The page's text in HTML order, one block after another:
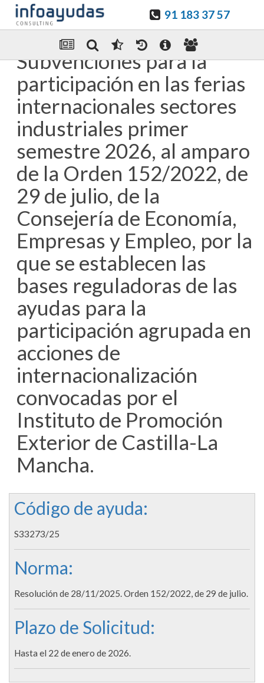
91 183 37 57
Enviar Por email
Subvenciones para la
participación en las ferias
internacionales sectores
industriales primer
semestre 2026, al amparo
de la Orden 152/2022, de
29 de julio, de la
Consejería de Economía,
Empresas y Empleo, por la
que se establecen las
bases reguladoras de las
ayudas para la
participación agrupada en
acciones de
internacionalización
convocadas por el
Instituto de Promoción
Exterior de Castilla-La
Mancha.
Código de ayuda:
S33273/25
Norma:
Resolución de 28/11/2025. Orden 152/2022, de 29 de julio.
Plazo de Solicitud:
Hasta el 22 de enero de 2026.